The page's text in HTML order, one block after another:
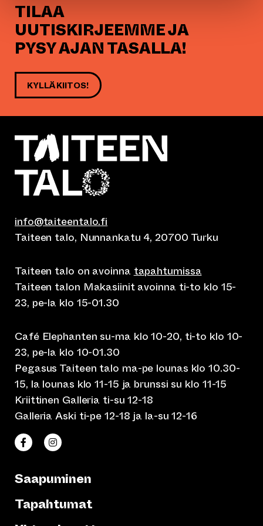
TILAA
UUTISKIRJEEMME JA
PYSY AJAN TASALLA!
KYLLÄ KIITOS!
info@taiteentalo.fi
Taiteen talo, Nunnankatu 4, 20700 Turku
Taiteen talo on avoinna tapahtumissa
Taiteen talon Makasiinit avoinna ti-to klo 15-
23, pe-la klo 15-01.30
Café Elephanten su-ma klo 10-20, ti-to klo 10-
23, pe-la klo 10-01.30
Pegasus Taiteen talo ma-pe lounas klo 10.30-
15, la lounas klo 11-15 ja brunssi su klo 11-15
Kriittinen Galleria ti-su 12-18
Galleria Aski ti-pe 12-18 ja la-su 12-16
Taiteen talo Facebookissa
(siirtyy toiseen verkkopalveluun)
Taiteen talo Instagramissa
(siirtyy toiseen verkkopalveluun)
Saapuminen
Tapahtumat